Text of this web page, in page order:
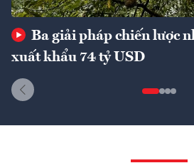
Ba giải pháp chiến lược
xuất khẩu 74 tỷ USD